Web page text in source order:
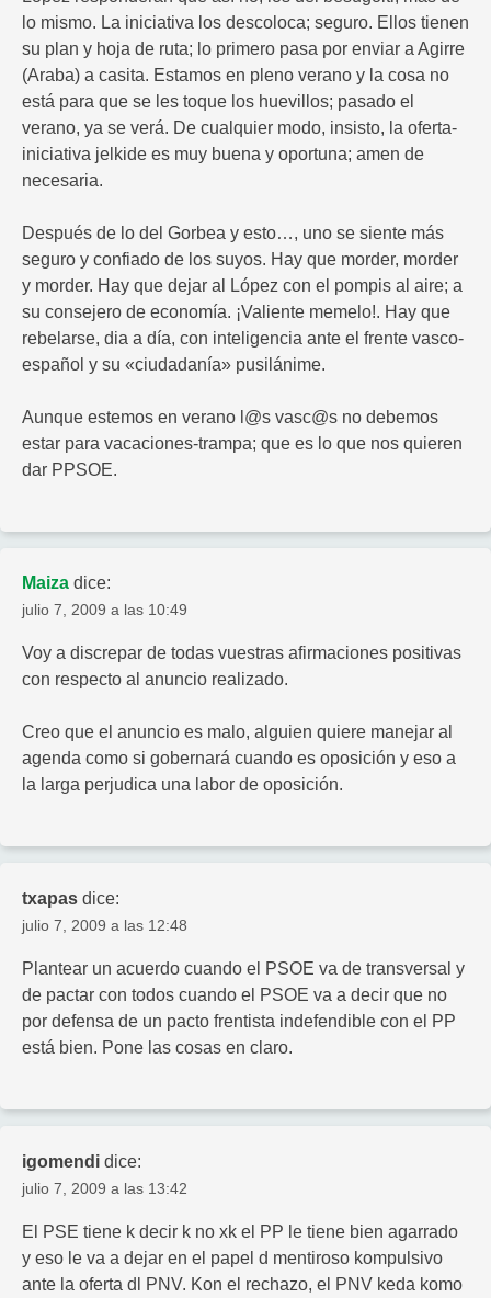
lo mismo. La iniciativa los descoloca; seguro. Ellos tienen
su plan y hoja de ruta; lo primero pasa por enviar a Agirre
(Araba) a casita. Estamos en pleno verano y la cosa no
está para que se les toque los huevillos; pasado el
verano, ya se verá. De cualquier modo, insisto, la oferta-
iniciativa jelkide es muy buena y oportuna; amen de
necesaria.
Después de lo del Gorbea y esto…, uno se siente más
seguro y confiado de los suyos. Hay que morder, morder
y morder. Hay que dejar al López con el pompis al aire; a
su consejero de economía. ¡Valiente memelo!. Hay que
rebelarse, dia a día, con inteligencia ante el frente vasco-
español y su «ciudadanía» pusilánime.
Aunque estemos en verano l@s vasc@s no debemos
estar para vacaciones-trampa; que es lo que nos quieren
dar PPSOE.
Maiza dice:
julio 7, 2009 a las 10:49
Voy a discrepar de todas vuestras afirmaciones positivas
con respecto al anuncio realizado.
Creo que el anuncio es malo, alguien quiere manejar al
agenda como si gobernará cuando es oposición y eso a
la larga perjudica una labor de oposición.
txapas dice:
julio 7, 2009 a las 12:48
Plantear un acuerdo cuando el PSOE va de transversal y
de pactar con todos cuando el PSOE va a decir que no
por defensa de un pacto frentista indefendible con el PP
está bien. Pone las cosas en claro.
igomendi dice:
julio 7, 2009 a las 13:42
El PSE tiene k decir k no xk el PP le tiene bien agarrado
y eso le va a dejar en el papel d mentiroso kompulsivo
ante la oferta dl PNV. Kon el rechazo, el PNV keda komo